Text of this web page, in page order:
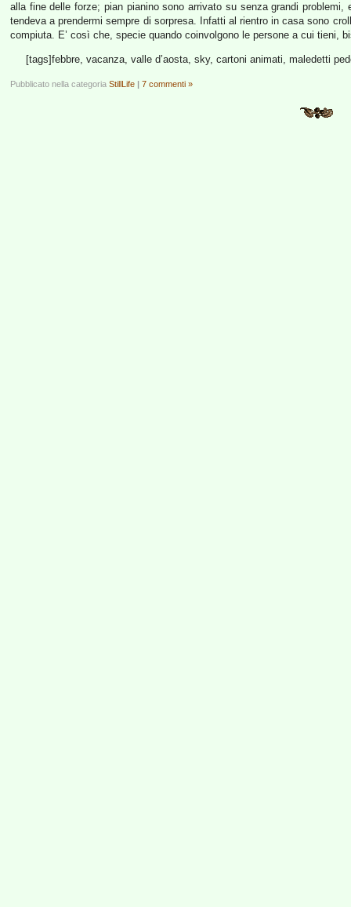
alla fine delle forze; pian pianino sono arrivato su senza grandi problemi,
tendeva a prendermi sempre di sorpresa. Infatti al rientro in casa sono
compiuta. E’ così che, specie quando coinvolgono le persone a cui tieni,
[tags]febbre, vacanza, valle d’aosta, sky, cartoni animati, maledetti
Pubblicato nella categoria StillLife | 7 commenti »